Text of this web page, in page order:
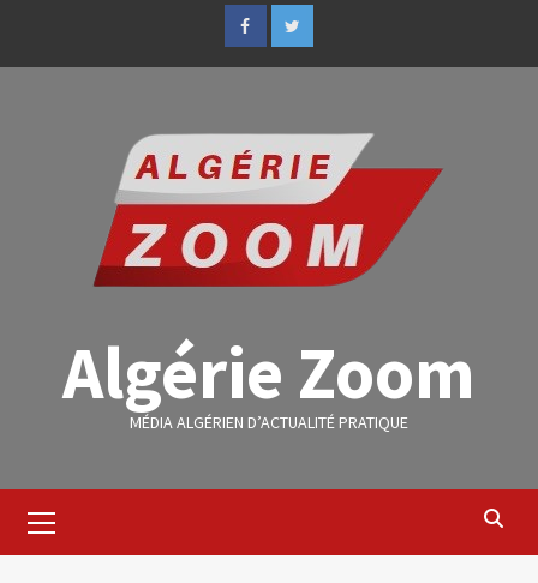
Algérie Zoom
MÉDIA ALGÉRIEN D’ACTUALITÉ PRATIQUE